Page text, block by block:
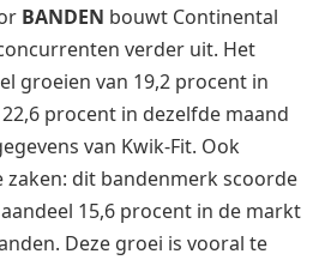
BANDEN bouwt Continental
verder uit. Het
groeien van 19,2 procent in
procent in dezelfde maand
van Kwik-Fit. Ook
zaken: dit bandenmerk scoorde
15,6 procent in de markt
Deze groei is vooral te